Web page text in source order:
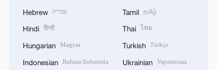
Hebrew עברית
Hindi हिन्दी
Hungarian Magyar
Indonesian Bahasa Indonesia
Tamil தமிழ்
Thai ไทย
Turkish Türkçe
Ukrainian Українська